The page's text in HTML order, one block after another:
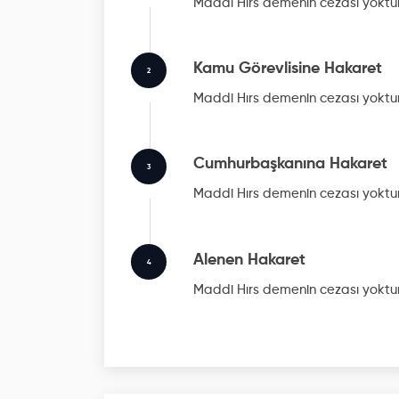
Maddi Hırs demenin cezası
2 Kamu Görevlisine Hakaret
Maddi Hırs demenin cezası
3 Cumhurbaşkanına Hakaret
Maddi Hırs demenin cezası
4 Alenen Hakaret
Maddi Hırs demenin cezası